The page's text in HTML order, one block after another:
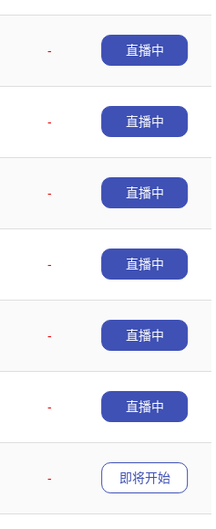
-
直播中
-
直播中
-
直播中
-
直播中
-
直播中
-
直播中
-
即将开始